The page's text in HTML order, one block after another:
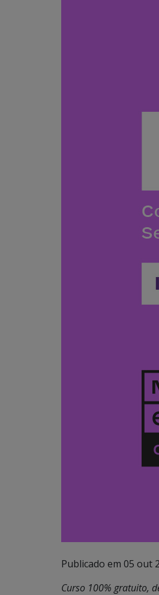
Publicado em 05 out
Curso 100% gratuito,